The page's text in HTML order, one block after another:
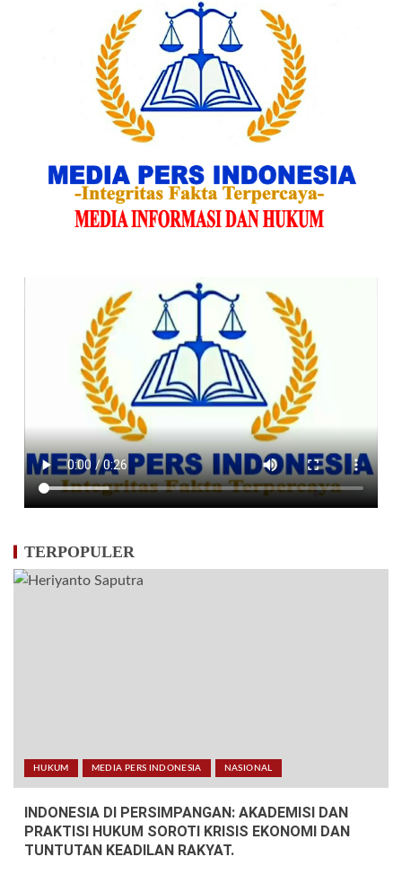
TERPOPULER
HUKUM MEDIA PERS INDONESIA NASIONAL
INDONESIA DI PERSIMPANGAN: AKADEMISI DAN
PRAKTISI HUKUM SOROTI KRISIS EKONOMI DAN
TUNTUTAN KEADILAN RAKYAT.